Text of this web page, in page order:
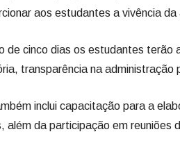
aos estudantes a vivência
de cinco dias os estudantes terão
transparência na administração
inclui capacitação para a
além da participação em reuniões